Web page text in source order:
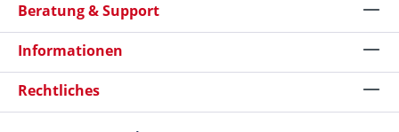
Beratung & Support
Informationen
Rechtliches